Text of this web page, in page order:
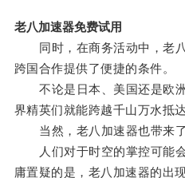
老八加速器免费试用
同时，在商务活动中，老八
跨国合作提供了便捷的条件。
不论是日本、美国还是欧洲
界精英们就能跨越千山万水抵
当然，老八加速器也带来了
人们对于时空的掌控可能会
庸置疑的是，老八加速器的出